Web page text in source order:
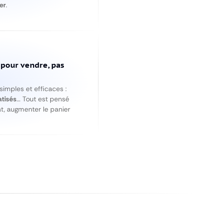
.
vendre, pas
et efficaces :
… Tout est pensé
augmenter le panier